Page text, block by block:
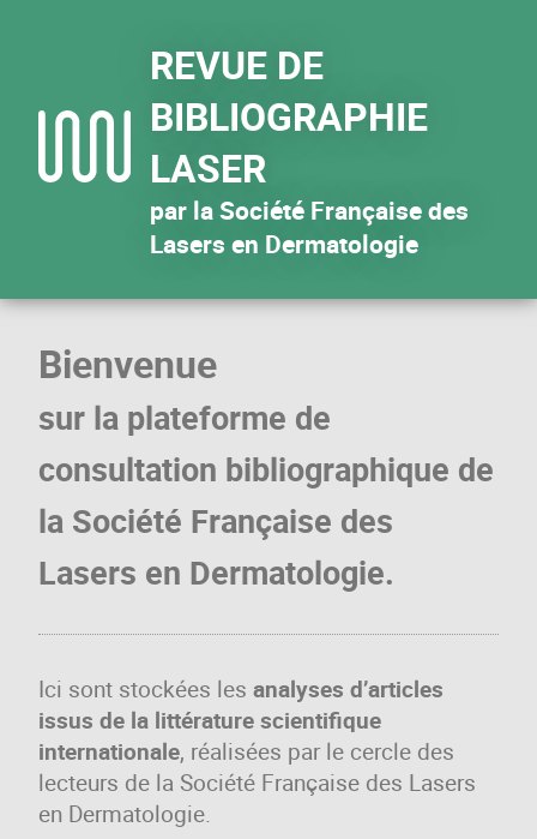
REVUE DE
BIBLIOGRAPHIE
LASER
par la Société Française des
Lasers en Dermatologie
Bienvenue
sur la plateforme de
consultation bibliographique de
la Société Française des
Lasers en Dermatologie.
Ici sont stockées les analyses d’articles
issus de la littérature scientifique
internationale, réalisées par le cercle des
lecteurs de la Société Française des Lasers
en Dermatologie.